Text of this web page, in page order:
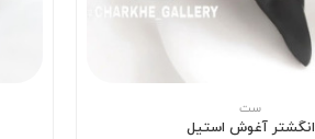
ست
انگشتر آغوش استیل